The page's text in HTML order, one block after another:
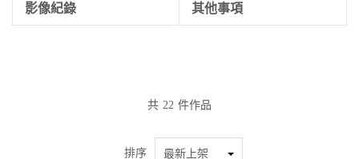
影像紀錄 其他事項
共 22 件作品
排序 最新上架